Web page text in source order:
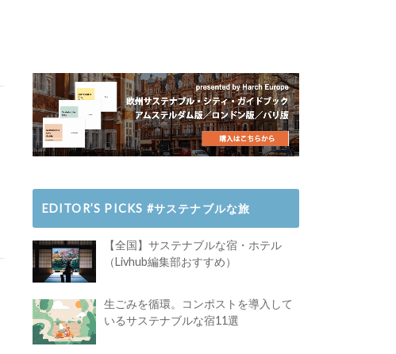
EDITOR’S PICKS #サステナブルな旅
【全国】サステナブルな宿・ホテル
（Livhub編集部おすすめ）
生ごみを循環。コンポストを導入して
いるサステナブルな宿11選